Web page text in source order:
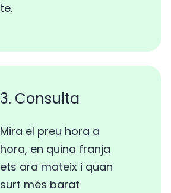
te.
3. Consulta
Mira el preu hora a
hora, en quina franja
ets ara mateix i quan
surt més barat